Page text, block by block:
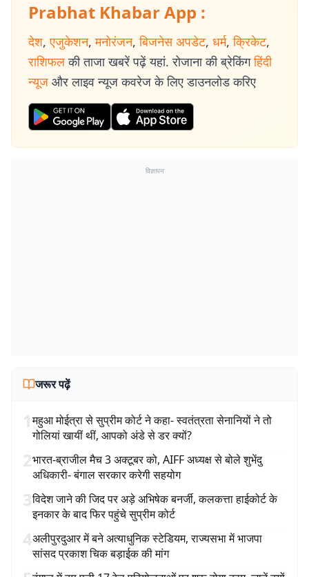
Prabhat Khabar App :
देश, एजुकेशन, मनोरंजन, बिजनेस अपडेट, धर्म, क्रिकेट,
राशिफल की ताजा खबरें पढ़ें यहां. रोजाना की ब्रेकिंग हिंदी
न्यूज और लाइव न्यूज कवरेज के लिए डाउनलोड करिए
विज्ञापन
जरूर पढ़ें
1महुआ मोईत्रा से सुप्रीम कोर्ट ने कहा- स्वतंत्रता सेनानियों ने तो
गोलियां खायीं थीं, आपको अंडे से डर क्यों?
2भारत-ब्राजील मैच 3 अक्टूबर को, AIFF अध्यक्ष से बोले शुभेंदु
अधिकारी- बंगाल सरकार करेगी सहयोग
3विदेश जाने की जिद पर अड़े अभिषेक बनर्जी, कलकत्ता हाईकोर्ट के
इनकार के बाद फिर पहुंचे सुप्रीम कोर्ट
4अलीपुरदुआर में बने अत्याधुनिक स्टेडियम, राज्यसभा में भाजपा
सांसद प्रकाश चिक बड़ाईक की मांग